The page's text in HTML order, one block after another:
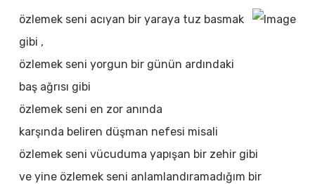
özlemek seni acıyan bir yaraya tuz basmak
gibi ,
özlemek seni yorgun bir günün ardındaki
baş ağrısı gibi
özlemek seni en zor anında
karşında beliren düşman nefesi misali
özlemek seni vücuduma yapışan bir zehir gibi
ve yine özlemek seni anlamlandıramadığım bir